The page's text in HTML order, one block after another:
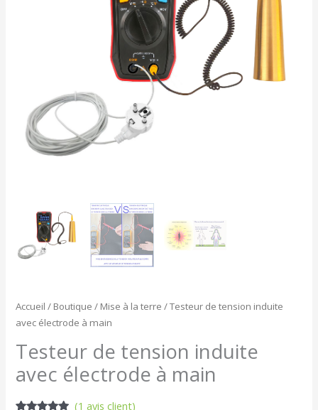
Accueil / Boutique / Mise à la terre / Testeur de tension induite
avec électrode à main
Testeur de tension induite
avec électrode à main
(1 avis client)